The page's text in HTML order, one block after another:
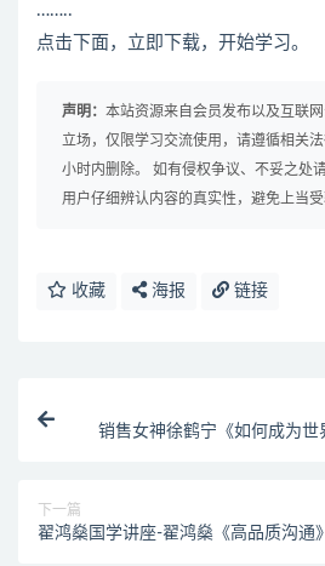
……..
点击下面，立即下载，开始学习。
声明： 本站资源来自会员发布以及互联
立场，仅限学习交流使用，请遵循相关
小时内删除。 如有侵权争议、不妥之处
用户仔细辨认内容的真实性，避免上当受
收藏 海报 链接
销售女神徐鹤宁《如何成为世
下一篇
翟鸿燊国学讲座-翟鸿燊《高品质沟通